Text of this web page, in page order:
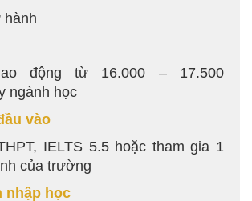
hành
động từ 16.000 – 17.500
ngành học
vào
IELTS 5.5 hoặc tham gia 1
của trường
nhập học